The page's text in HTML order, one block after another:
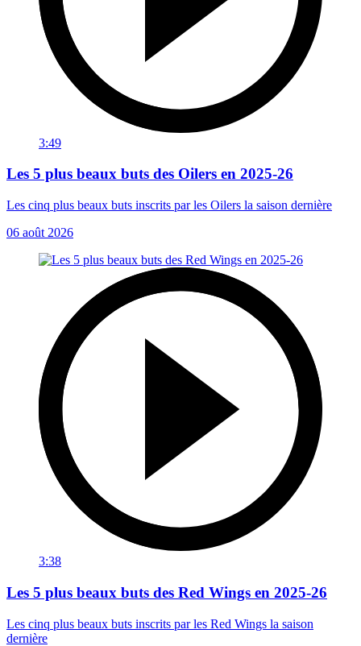
3:49
Les 5 plus beaux buts des Oilers en 2025-26
Les cinq plus beaux buts inscrits par les Oilers la saison dernière
06 août 2026
3:38
Les 5 plus beaux buts des Red Wings en 2025-26
Les cinq plus beaux buts inscrits par les Red Wings la saison
dernière